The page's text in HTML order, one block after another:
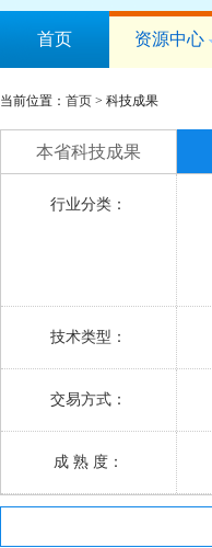
首页 资源中心
技术需求
服务机构
当前位置： 首页 > 科技成果
本省科技成果
行业分类：
技术类型：
交易方式：
成 熟 度：